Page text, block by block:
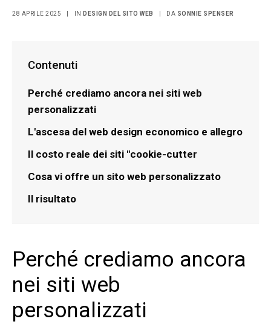
28 APRILE 2025 IN DESIGN DEL SITO WEB DA SONNIE SPENSER
Contenuti
Perché crediamo ancora nei siti web
personalizzati
L'ascesa del web design economico e allegro
Il costo reale dei siti "cookie-cutter
Cosa vi offre un sito web personalizzato
Il risultato
Perché crediamo ancora
nei siti web
personalizzati